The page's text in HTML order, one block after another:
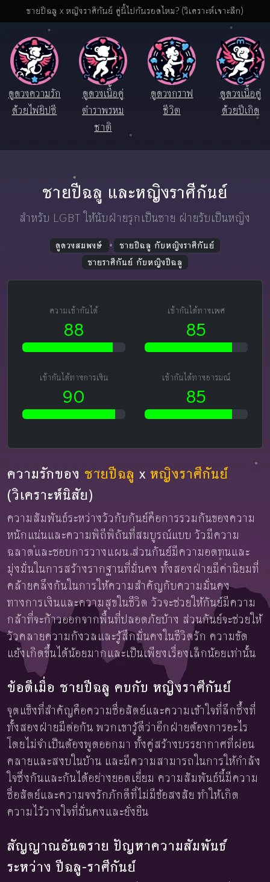
ชายปีฉลู x หญิงราศีกันย์ คู่นี้ไปกันรอดไหม? (วิเคราะห์เจาะลึก)
ดูดวงความรัก
ด้วยไพ่ยิปซี
ดูดวงเนื้อคู่
ตำราพรหม
ชาติ
ดูดวงกราฟ
ชีวิต
ดูดวงเนื้อคู่
ด้วยปีเกิด
ชายปีฉลู และหญิงราศีกันย์
สำหรับ LGBT ให้นับฝ่ายรุกเป็นชาย ฝ่ายรับเป็นหญิง
ดูดวงสมพงษ์
ชายปีฉลู กับหญิงราศีกันย์
ชายราศีกันย์ กับหญิงปีฉลู
ความเข้ากันได้
88
เข้ากันได้ทางเพศ
85
เข้ากันได้ทางการเงิน
90
เข้ากันได้ทางอารมณ์
85
ความรักของ ชายปีฉลู x หญิงราศีกันย์
(วิเคราะห์นิสัย)
ความสัมพันธ์ระหว่างวัวกับกันย์คือการรวมกันของความ
หนักแน่นและความพิถีพิถันที่สมบูรณ์แบบ วัวมีความ
ฉลาดและชอบการวางแผน ส่วนกันย์มีความอดทนและ
มุ่งมั่นในการสร้างรากฐานที่มั่นคง ทั้งสองฝ่ายมีค่านิยมที่
คล้ายคลึงกันในการให้ความสำคัญกับความมั่นคง
ทางการเงินและความสุขในชีวิต วัวจะช่วยให้กันย์มีความ
กล้าที่จะก้าวออกจากพื้นที่ปลอดภัยบ้าง ส่วนกันย์จะช่วยให้
วัวคลายความกังวลและรู้สึกมั่นคงในชีวิตรัก ความขัด
แย้งเกิดขึ้นได้น้อยมากและเป็นเพียงเรื่องเล็กน้อยเท่านั้น
ข้อดีเมื่อ ชายปีฉลู คบกับ หญิงราศีกันย์
จุดแข็งที่สำคัญคือความซื่อสัตย์และความเข้าใจที่ลึกซึ้งที่
ทั้งสองฝ่ายมีต่อกัน พวกเขารู้ดีว่าอีกฝ่ายต้องการอะไร
โดยไม่จำเป็นต้องพูดออกมา ทั้งคู่สร้างบรรยากาศที่ผ่อน
คลายและสงบในบ้าน และมีความสามารถในการให้กำลัง
ใจซึ่งกันและกันได้อย่างยอดเยี่ยม ความสัมพันธ์นี้มีความ
ซื่อสัตย์และความจงรักภักดีที่ไม่มีข้อสงสัย ทำให้เกิด
ความไว้วางใจที่มั่นคงและยั่งยืน
สัญญาณอันตราย ปัญหาความสัมพันธ์
ระหว่าง ปีฉลู-ราศีกันย์